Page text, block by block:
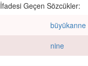
İfadesi Geçen Sözcükler:
büyükanne
nine